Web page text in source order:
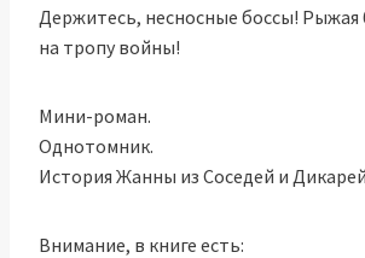
Держитесь, несносные боссы! Рыжая
на тропу войны!
Мини-роман.
Однотомник.
История Жанны из Соседей и
Внимание, в книге есть: